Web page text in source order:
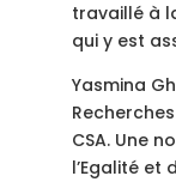
travaillé à
qui y est
Yasmina
CSA. Une
l’Egalité et